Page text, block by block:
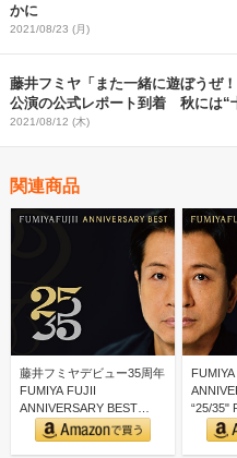
かに
2021/08/23 (月)
藤井フミヤ「また一緒に遊ぼうぜ
公演の公式レポート到着 秋には“
2021/08/12 (木)
関連商品
藤井フミヤデビュー35周年
FUMIYA FUJII
ANNIVERSARY BEST
“25/3…
“25/35"